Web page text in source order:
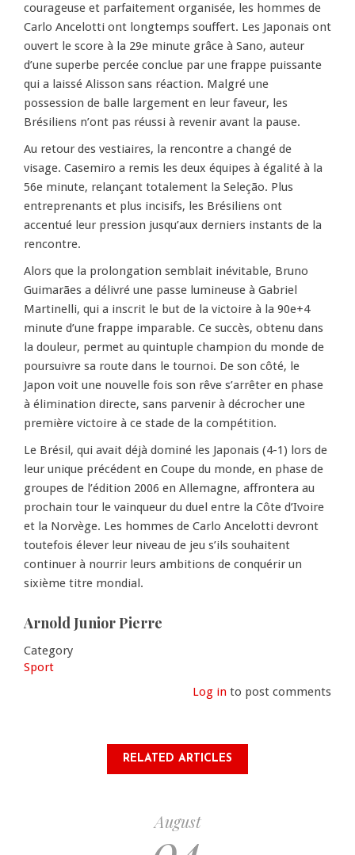
courageuse et parfaitement organisée, les hommes de
Carlo Ancelotti ont longtemps souffert. Les Japonais ont
ouvert le score à la 29e minute grâce à Sano, auteur
d’une superbe percée conclue par une frappe puissante
qui a laissé Alisson sans réaction. Malgré une
possession de balle largement en leur faveur, les
Brésiliens n’ont pas réussi à revenir avant la pause.
Au retour des vestiaires, la rencontre a changé de
visage. Casemiro a remis les deux équipes à égalité à la
56e minute, relançant totalement la Seleção. Plus
entreprenants et plus incisifs, les Brésiliens ont
accentué leur pression jusqu’aux derniers instants de la
rencontre.
Alors que la prolongation semblait inévitable, Bruno
Guimarães a délivré une passe lumineuse à Gabriel
Martinelli, qui a inscrit le but de la victoire à la 90e+4
minute d’une frappe imparable. Ce succès, obtenu dans
la douleur, permet au quintuple champion du monde de
poursuivre sa route dans le tournoi. De son côté, le
Japon voit une nouvelle fois son rêve s’arrêter en phase
à élimination directe, sans parvenir à décrocher une
première victoire à ce stade de la compétition.
Le Brésil, qui avait déjà dominé les Japonais (4-1) lors de
leur unique précédent en Coupe du monde, en phase de
groupes de l’édition 2006 en Allemagne, affrontera au
prochain tour le vainqueur du duel entre la Côte d’Ivoire
et la Norvège. Les hommes de Carlo Ancelotti devront
toutefois élever leur niveau de jeu s’ils souhaitent
continuer à nourrir leurs ambitions de conquérir un
sixième titre mondial.
Arnold Junior Pierre
Category
Sport
Log in to post comments
RELATED ARTICLES
August